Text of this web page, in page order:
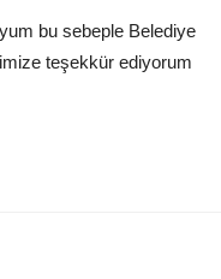
bu sebeple Belediye
teşekkür ediyorum